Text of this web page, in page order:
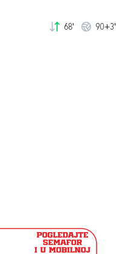
68' 90+3'